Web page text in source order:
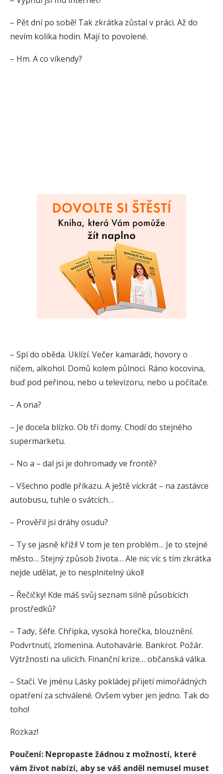
– Pět dní po sobě! Tak zkrátka zůstal v práci. Až do
nevím kolika hodin. Mají to povolené.
– Hm. A co víkendy?
– Spí do oběda. Uklízí. Večer kamarádi, hovory o
ničem, alkohol. Domů kolem půlnoci. Ráno kocovina,
buď pod peřinou, nebo u televizoru, nebo u počítače.
– A ona?
– Je docela blízko. Ob tři domy. Chodí do stejného
supermarketu.
– No a – dal jsi je dohromady ve frontě?
– Všechno podle příkazu. A ještě víckrát – na zastávce
autobusu, tuhle o svátcích…
– Prověřil jsi dráhy osudu?
– Ty se jasně kříží! V tom je ten problém… Je to stejné
město… Stejný způsob života… Ale nic víc s tím zkrátka
nejde udělat, je to nesplnitelný úkol!
– Řečičky! Kde máš svůj seznam silně působících
prostředků?
– Tady, šéfe. Chřipka, vysoká horečka, blouznění.
Podvrtnutí, zlomenina. Autohavárie. Bankrot. Požár.
Výtržnosti na ulicích. Finanční krize… občanská válka.
– Stačí. Ve jménu Lásky pokládej přijetí mimořádných
opatření za schválené. Ovšem vyber jen jedno. Tak do
toho!
Rozkaz!
Poučení: Nepropaste žádnou z možností, které
vám život nabízí, aby se váš anděl nemusel muset